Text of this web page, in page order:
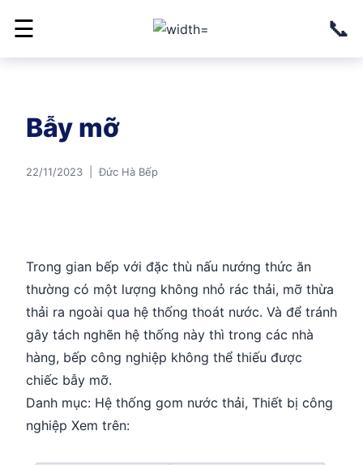
☰ 📞
Bẫy mỡ
22/11/2023 | Đức Hà Bếp
Trong gian bếp với đặc thù nấu nướng thức ăn
thường có một lượng không nhỏ rác thải, mỡ thừa
thải ra ngoài qua hệ thống thoát nước. Và để tránh
gây tách nghẽn hệ thống này thì trong các nhà
hàng, bếp công nghiệp không thể thiếu được
chiếc bẫy mỡ.
Danh mục: Hệ thống gom nước thải, Thiết bị công
nghiệp Xem trên: